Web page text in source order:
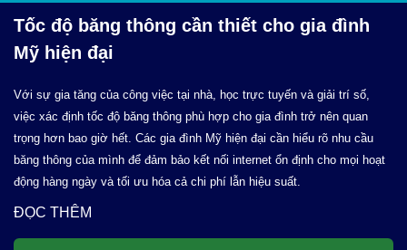
Tốc độ băng thông cần thiết cho gia đình
Mỹ hiện đại
Với sự gia tăng của công việc tại nhà, học trực tuyến và giải trí số,
việc xác định tốc độ băng thông phù hợp cho gia đình trở nên quan
trọng hơn bao giờ hết. Các gia đình Mỹ hiện đại cần hiểu rõ nhu cầu
băng thông của mình để đảm bảo kết nối internet ổn định cho mọi hoạt
động hàng ngày và tối ưu hóa cả chi phí lẫn hiệu suất.
ĐỌC THÊM